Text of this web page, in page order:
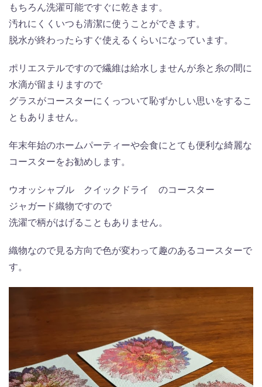
もちろん洗濯可能ですぐに乾きます。
汚れにくくいつも清潔に使うことができます。
脱水が終わったらすぐ使えるくらいになっています。
ポリエステルですので繊維は給水しませんが糸と糸の間に
水滴が留まりますので
グラスがコースターにくっついて恥ずかしい思いをするこ
ともありません。
年末年始のホームパーティーや会食にとても便利な綺麗な
コースターをお勧めします。
ウオッシャブル クイックドライ のコースター
ジャガード織物ですので
洗濯で柄がはげることもありません。
織物なので見る方向で色が変わって趣のあるコースターで
す。